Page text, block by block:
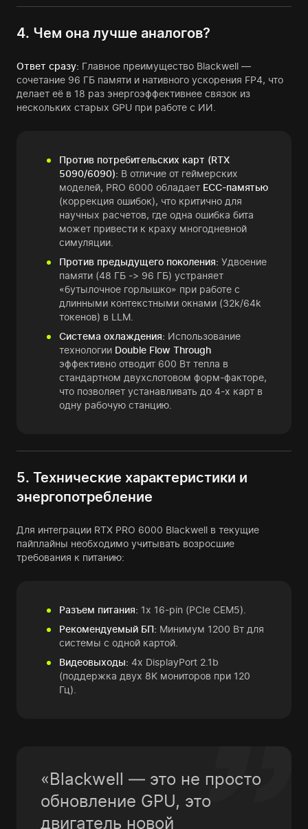
4. Чем она лучше аналогов?
Ответ сразу: Главное преимущество Blackwell —
сочетание 96 ГБ памяти и нативного ускорения FP4, что
делает её в 18 раз энергоэффективнее связок из
нескольких старых GPU при работе с ИИ.
Против потребительских карт (RTX
5090/6090): В отличие от геймерских
моделей, PRO 6000 обладает ECC-памятью
(коррекция ошибок), что критично для
научных расчетов, где одна ошибка бита
может привести к краху многодневной
симуляции.
Против предыдущего поколения: Удвоение
памяти (48 ГБ -> 96 ГБ) устраняет
«бутылочное горлышко» при работе с
длинными контекстными окнами (32k/64k
токенов) в LLM.
Система охлаждения: Использование
технологии Double Flow Through
эффективно отводит 600 Вт тепла в
стандартном двухслотовом форм-факторе,
что позволяет устанавливать до 4-х карт в
одну рабочую станцию.
5. Технические характеристики и
энергопотребление
Для интеграции RTX PRO 6000 Blackwell в текущие
пайплайны необходимо учитывать возросшие
требования к питанию:
Разъем питания: 1x 16-pin (PCIe CEM5).
Рекомендуемый БП: Минимум 1200 Вт для
системы с одной картой.
Видеовыходы: 4x DisplayPort 2.1b
(поддержка двух 8K мониторов при 120
Гц).
«Blackwell — это не просто
обновление GPU, это
двигатель новой